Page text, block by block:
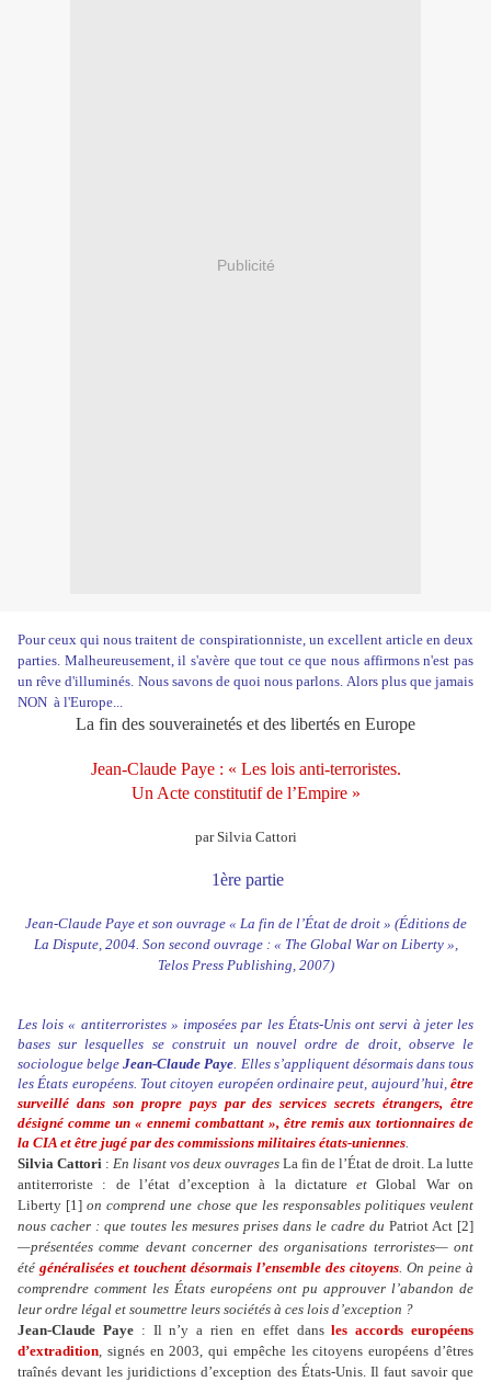
Publicité
Pour ceux qui nous traitent de conspirationniste, un excellent article en deux
parties. Malheureusement, il s'avère que tout ce que nous affirmons n'est pas
un rêve d'illuminés. Nous savons de quoi nous parlons. Alors plus que jamais
NON à l'Europe...
La fin des souverainetés et des libertés en Europe
Jean-Claude Paye : « Les lois anti-terroristes.
Un Acte constitutif de l’Empire »
par Silvia Cattori
1ère partie
Jean-Claude Paye et son ouvrage « La fin de l’État de droit » (Éditions de
La Dispute, 2004. Son second ouvrage : « The Global War on Liberty »,
Telos Press Publishing, 2007)
Les lois « antiterroristes » imposées par les États-Unis ont servi à jeter les
bases sur lesquelles se construit un nouvel ordre de droit, observe le
sociologue belgeJean-Claude Paye. Elles s’appliquent désormais dans tous
les États européens. Tout citoyen européen ordinaire peut, aujourd’hui,être
surveillé dans son propre pays par des services secrets étrangers, être
désigné comme un « ennemi combattant », être remis aux tortionnaires de
la CIA et être jugé par des commissions militaires états-uniennes.
Silvia Cattori : En lisant vos deux ouvrages La fin de l’État de droit. La lutte
antiterroriste : de l’état d’exception à la dictatureet Global War on
Liberty [1]on comprend une chose que les responsables politiques veulent
nous cacher : que toutes les mesures prises dans le cadre du Patriot Act [2]
—présentées comme devant concerner des organisations terroristes— ont
été généralisées et touchent désormais l’ensemble des citoyens. On peine à
comprendre comment les États européens ont pu approuver l’abandon de
leur ordre légal et soumettre leurs sociétés à ces lois d’exception ?
Jean-Claude Paye: Il n’y a rien en effet dansles accords européens
d’extradition, signés en 2003, qui empêche les citoyens européens d’êtres
traînés devant les juridictions d’exception des États-Unis. Il faut savoir que